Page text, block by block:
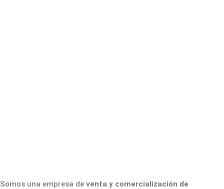
Somos una empresa de venta y comercialización de